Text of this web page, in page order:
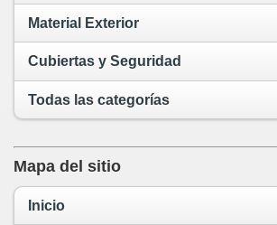
Material Exterior
Cubiertas y Seguridad
Todas las categorías
Mapa del sitio
Inicio